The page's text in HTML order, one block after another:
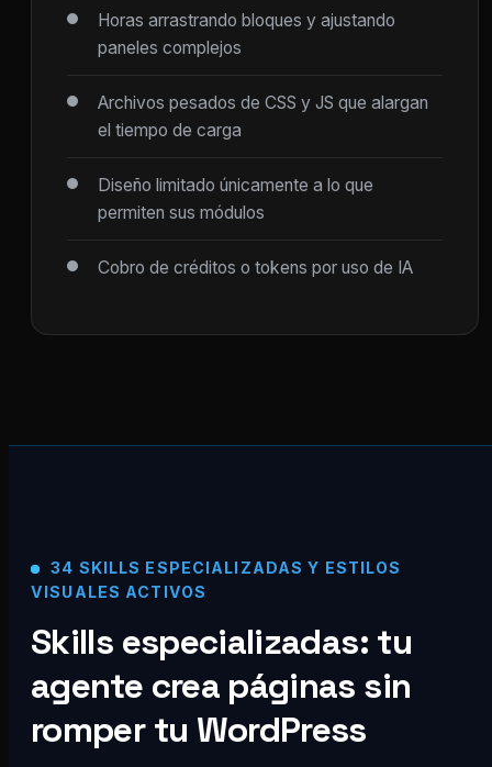
Horas arrastrando bloques y ajustando
paneles complejos
Archivos pesados de CSS y JS que alargan
el tiempo de carga
Diseño limitado únicamente a lo que
permiten sus módulos
Cobro de créditos o tokens por uso de IA
34 SKILLS ESPECIALIZADAS Y ESTILOS
VISUALES ACTIVOS
Skills especializadas: tu
agente crea páginas sin
romper tu WordPress